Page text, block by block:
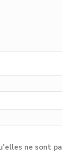
ne sont